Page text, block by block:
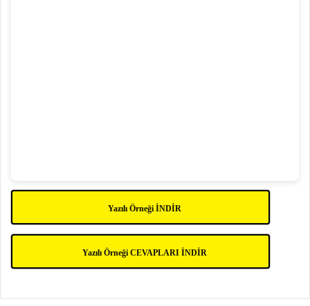
Yazılı Örneği İNDİR
Yazılı Örneği CEVAPLARI İNDİR